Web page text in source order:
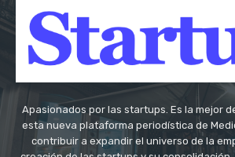
Apasionados por las startups. Es la mejor
esta nueva plataforma periodística de
contribuir a expandir el universo de la